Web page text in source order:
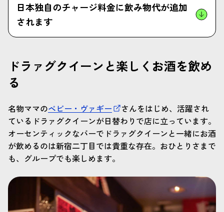
日本独自のチャージ料金に飲み物代が追加
されます
ドラァグクイーンと楽しくお酒を飲め
る
名物ママのベビー・ヴァギー
さんをはじめ、活躍され
ているドラァグクイーンが日替わりで店に立っています。
オーセンティックなバーでドラァグクイーンと一緒にお酒
が飲めるのは新宿二丁目では貴重な存在。おひとりさまで
も、グループでも楽しめます。